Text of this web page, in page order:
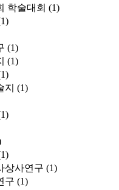
학술대회 (1)
(1)
(1)
지 (1)
상사연구 (1)
구 (1)